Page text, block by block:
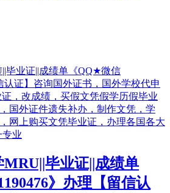
毕业证||成绩单
》办理【留信认